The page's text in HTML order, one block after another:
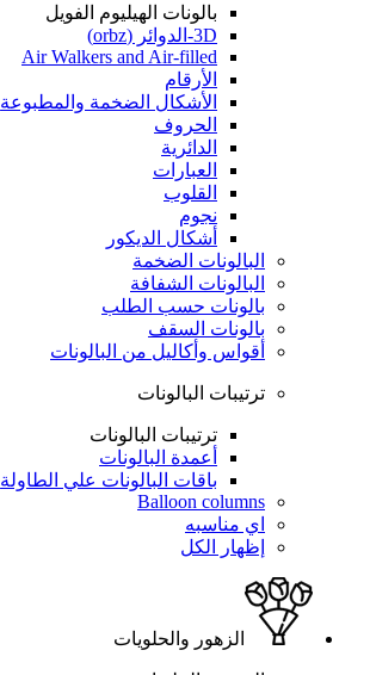
بالونات الهيليوم الفويل
3D-الدوائر (orbz)
Air Walkers and Air-filled
الأرقام
الأشكال الضخمة والمطبوعة
الحروف
الدائرية
العبارات
القلوب
نجوم
أشكال الديكور
البالونات الضخمة
البالونات الشفافة
بالونات حسب الطلب
بالونات السقف
أقواس وأكاليل من البالونات
ترتيبات البالونات
ترتيبات البالونات
أعمدة البالونات
باقات البالونات علي الطاولة
Balloon columns
اي مناسبه
إظهار الكل
الزهور والحلويات